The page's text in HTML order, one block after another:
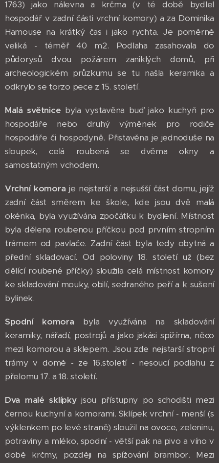
1763) jako nálevna a krčma (v té době bydlel
hospodář v zadní části vrchní komory) a za Dominika
Hamouse na krátký čas i jako rychta. Je poměrně
veliká - téměř 40 m2. Podlaha zasahovala do
půdorysů dvou požárem zaniklých domů, při
archeologickém průzkumu se tu našla keramika a
odkrylo se torzo pece z 15. století.
Malá světnice byla vystavěna buď jako kuchyň pro
hospodáře nebo druhý výměnek pro rodiče
hospodáře či hospodyně. Přistavěna je jednoduše na
sloupek, celá roubená se dvěma okny a
samostatným vchodem.
Vrchní komora je nejstarší a nejsušší část domu, jejíž
zadní část směrem ke škole, kde jsou dvě malá
okénka, byla využívána zpočátku k bydlení. Místnost
byla dělena roubenou příčkou pod prvním stropním
trámem od pavlače. Zadní část byla tedy obytná a
přední skladovací. Od poloviny 18. století už (bez
dělící roubené příčky) sloužila celá místnost komory
ke skladování mouky, obilí, sedraného peří a k sušení
bylinek.
Spodní komora byla využívána na skladování
keramiky, nářadí, postrojů a jako jakási spižírna, něco
mezi komorou a sklepem. Jsou zde nejstarší stropní
trámy v domě - ze 16.století - nesoucí podlahu z
přelomu 17. a 18. století.
Dva malé sklípkyjsou přístupny po schodišti mezi
černou kuchyní a komorami. Sklípek vrchní - menší (s
výklenkem po levé straně) sloužil na ovoce, zeleninu,
potraviny a mléko, spodní - větší pak na pivo a víno v
době krčmy, později na spížování brambor. Mezi